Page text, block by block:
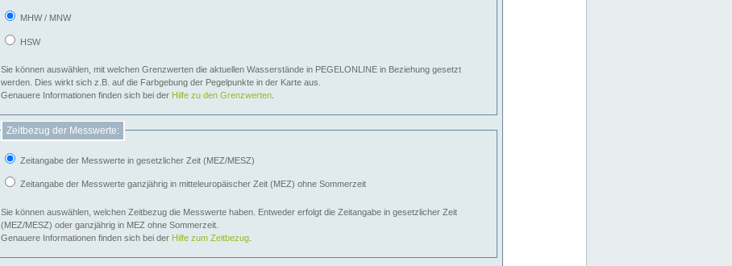
MHW / MNW
HSW
Sie können auswählen, mit welchen Grenzwerten die aktuellen Wasserstände in PEGELONLINE in Beziehung gesetzt
werden. Dies wirkt sich z.B. auf die Farbgebung der Pegelpunkte in der Karte aus.
Genauere Informationen finden sich bei der Hilfe zu den Grenzwerten
Zeitbezug der Messwerte:
Zeitangabe der Messwerte in gesetzlicher Zeit (MEZ/MESZ)
Zeitangabe der Messwerte ganzjährig in mitteleuropäischer Zeit (MEZ) ohne Sommerzeit
Sie können auswählen, welchen Zeitbezug die Messwerte haben. Entweder erfolgt die Zeitangabe in gesetzlicher Zeit
(MEZ/MESZ) oder ganzjährig in MEZ ohne Sommerzeit.
Genauere Informationen finden sich bei der Hilfe zum Zeitbezug